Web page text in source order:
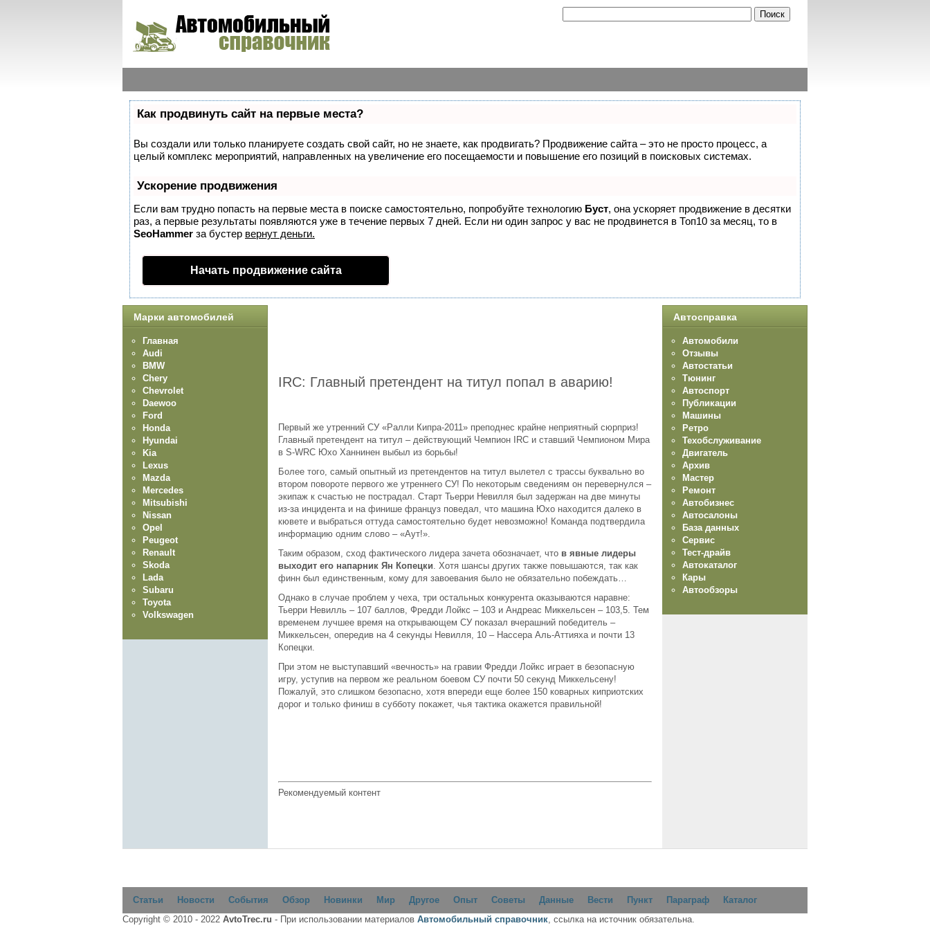
Как продвинуть сайт на первые места?
Вы создали или только планируете создать свой сайт, но не знаете, как продвигать? Продвижение сайта – это не просто процесс, а
целый комплекс мероприятий, направленных на увеличение его посещаемости и повышение его позиций в поисковых системах.
Ускорение продвижения
Если вам трудно попасть на первые места в поиске самостоятельно, попробуйте технологию Буст, она ускоряет продвижение в десятки
раз, а первые результаты появляются уже в течение первых 7 дней. Если ни один запрос у вас не продвинется в Топ10 за месяц, то в
SeoHammer за бустер вернут деньги.
Начать продвижение сайта
IRC: Главный претендент на титул попал в аварию!
Первый же утренний СУ «Ралли Кипра-2011» преподнес крайне неприятный сюрприз!
Главный претендент на титул – действующий Чемпион IRC и ставший Чемпионом Мира
в S-WRC Юхо Ханнинен выбыл из борьбы!
Более того, самый опытный из претендентов на титул вылетел с трассы буквально во
втором повороте первого же утреннего СУ! По некоторым сведениям он перевернулся –
экипаж к счастью не пострадал. Старт Тьерри Невилля был задержан на две минуты
из-за инцидента и на финише француз поведал, что машина Юхо находится далеко в
кювете и выбраться оттуда самостоятельно будет невозможно! Команда подтвердила
информацию одним слово – «Аут!».
Таким образом, сход фактического лидера зачета обозначает, что в явные лидеры
выходит его напарник Ян Копецки . Хотя шансы других также повышаются, так как
финн был единственным, кому для завоевания было не обязательно побеждать…
Однако в случае проблем у чеха, три остальных конкурента оказываются наравне:
Тьерри Невилль – 107 баллов, Фредди Лойкс – 103 и Андреас Миккельсен – 103,5. Тем
временем лучшее время на открывающем СУ показал вчерашний победитель –
Миккельсен, опередив на 4 секунды Невилля, 10 – Нассера Аль-Аттияха и почти 13
Копецки.
При этом не выступавший «вечность» на гравии Фредди Лойкс играет в безопасную
игру, уступив на первом же реальном боевом СУ почти 50 секунд Миккельсену!
Пожалуй, это слишком безопасно, хотя впереди еще более 150 коварных киприотских
дорог и только финиш в субботу покажет, чья тактика окажется правильной!
Рекомендуемый контент
Марки автомобилей
Главная
Audi
BMW
Chery
Chevrolet
Daewoo
Ford
Honda
Hyundai
Kia
Lexus
Mazda
Mercedes
Mitsubishi
Nissan
Opel
Peugeot
Renault
Skoda
Lada
Subaru
Toyota
Volkswagen
Автосправка
Автомобили
Отзывы
Автостатьи
Тюнинг
Автоспорт
Публикации
Машины
Ретро
Техобслуживание
Двигатель
Архив
Мастер
Ремонт
Автобизнес
Автосалоны
База данных
Сервис
Тест-драйв
Автокаталог
Кары
Автообзоры
Статьи Новости События Обзор Новинки Мир Другое Опыт Советы Данные Вести Пункт Параграф
Каталог
Copyright © 2010 - 2022 AvtoTrec.ru - При использовании материалов Автомобильный справочник, ссылка на источник обязательна.